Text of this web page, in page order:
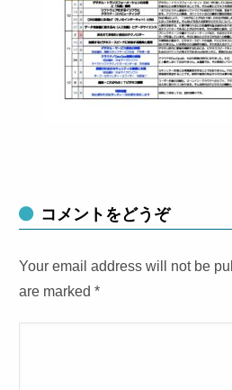
コメントをどうぞ
Your email address will not be
are marked*